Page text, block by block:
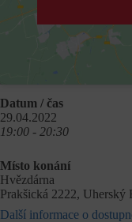
Datum / čas
29.04.2022
19:00 - 20:30
Místo konání
Hvězdárna
Prakšická 2222, Uherský
Další informace o